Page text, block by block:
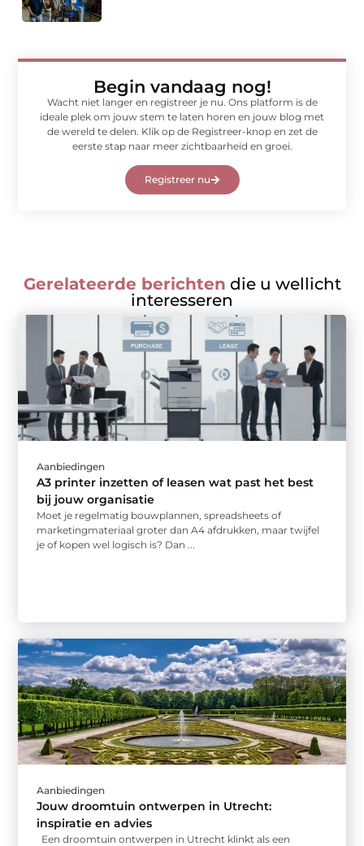
Begin vandaag nog!
Wacht niet langer en registreer je nu. Ons platform is de
ideale plek om jouw stem te laten horen en jouw blog met
de wereld te delen. Klik op de Registreer-knop en zet de
eerste stap naar meer zichtbaarheid en groei.
Registreer nu
Gerelateerde berichten die u wellicht
interesseren
Aanbiedingen
A3 printer inzetten of leasen wat past het best
bij jouw organisatie
Moet je regelmatig bouwplannen, spreadsheets of
marketingmateriaal groter dan A4 afdrukken, maar twijfel
je of kopen wel logisch is? Dan ...
Aanbiedingen
Jouw droomtuin ontwerpen in Utrecht:
inspiratie en advies
Een droomtuin ontwerpen in Utrecht klinkt als een